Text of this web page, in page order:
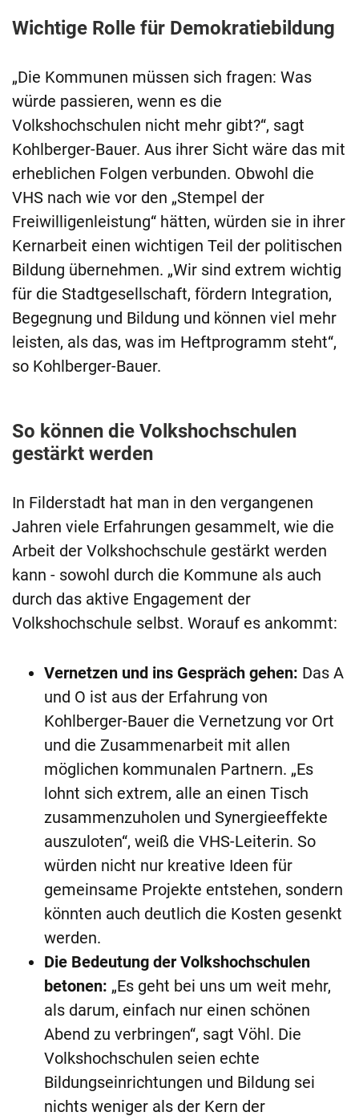
Wichtige Rolle für Demokratiebildung
„Die Kommunen müssen sich fragen: Was
würde passieren, wenn es die
Volkshochschulen nicht mehr gibt?“, sagt
Kohlberger-Bauer. Aus ihrer Sicht wäre das mit
erheblichen Folgen verbunden. Obwohl die
VHS nach wie vor den „Stempel der
Freiwilligenleistung“ hätten, würden sie in ihrer
Kernarbeit einen wichtigen Teil der politischen
Bildung übernehmen. „Wir sind extrem wichtig
für die Stadtgesellschaft, fördern Integration,
Begegnung und Bildung und können viel mehr
leisten, als das, was im Heftprogramm steht“,
so Kohlberger-Bauer.
So können die Volkshochschulen
gestärkt werden
In Filderstadt hat man in den vergangenen
Jahren viele Erfahrungen gesammelt, wie die
Arbeit der Volkshochschule gestärkt werden
kann - sowohl durch die Kommune als auch
durch das aktive Engagement der
Volkshochschule selbst. Worauf es ankommt:
Vernetzen und ins Gespräch gehen: Das A
und O ist aus der Erfahrung von
Kohlberger-Bauer die Vernetzung vor Ort
und die Zusammenarbeit mit allen
möglichen kommunalen Partnern. „Es
lohnt sich extrem, alle an einen Tisch
zusammenzuholen und Synergieeffekte
auszuloten“, weiß die VHS-Leiterin. So
würden nicht nur kreative Ideen für
gemeinsame Projekte entstehen, sondern
könnten auch deutlich die Kosten gesenkt
werden.
Die Bedeutung der Volkshochschulen
betonen: „Es geht bei uns um weit mehr,
als darum, einfach nur einen schönen
Abend zu verbringen“, sagt Vöhl. Die
Volkshochschulen seien echte
Bildungseinrichtungen und Bildung sei
nichts weniger als der Kern der